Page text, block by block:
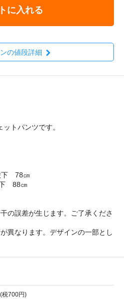
に入れる
の値段詳細
トパンツです。
78㎝
88㎝
の誤差が生じます。ご了承くださ
異なります。デザインの一部とし
税700円)